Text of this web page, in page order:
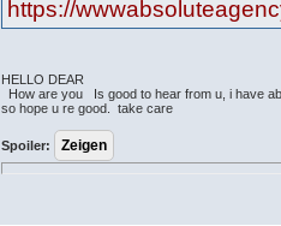
https://
HELLO DEAR
How are you Is good to hear from u, i have
so hope u re good. take care
Spoiler: